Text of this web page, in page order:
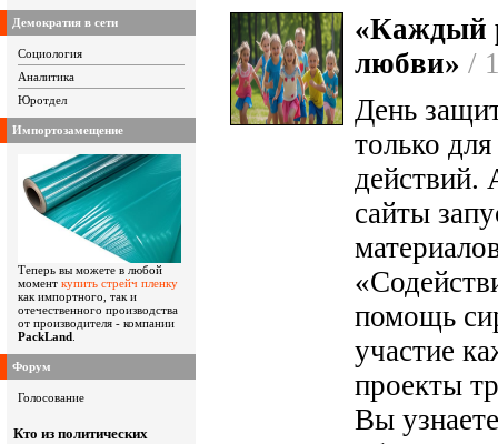
Демократия в сети
Социология
Аналитика
Юротдел
Импортозамещение
Теперь вы можете в любой
момент купить стрейч пленку
как импортного, так и
отечественного производства
от производителя - компании
PackLand
Форум
Голосование
Кто из политических
«Каждый
любви» /
День
только
действий.
сайты
помощь
участие
проекты
Вы